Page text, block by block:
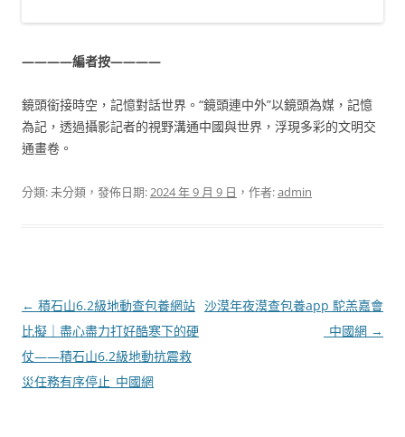
————編者按————
鏡頭銜接時空，記憶對話世界。“鏡頭連中外”以鏡頭為媒，記憶
為記，透過攝影記者的視野溝通中國與世界，浮現多彩的文明交
通畫卷。
分類: 未分類，發佈日期:2024 年 9 月 9 日 ，作者:admin
文
章
導
覽
← 積石山6.2級地動查包養網站
比擬｜盡心盡力打好酷寒下的硬
仗——積石山6.2級地動抗震救
災任務有序停止_中國網
沙漠年夜漠查包養app 駝羔嘉會
_中國網 →